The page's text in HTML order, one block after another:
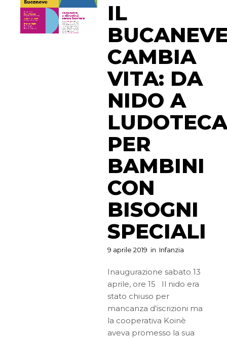
IL
CAMBIA
VITA: DA
NIDO A
PER
BAMBINI
CON
BISOGNI
SPECIALI
9 aprile 2019 in Infanzia
Inaugurazione sabato 13
aprile, ore 15 Il nido era
stato chiuso per
mancanza d’iscrizioni ma
la cooperativa Koinè
aveva promesso la sua